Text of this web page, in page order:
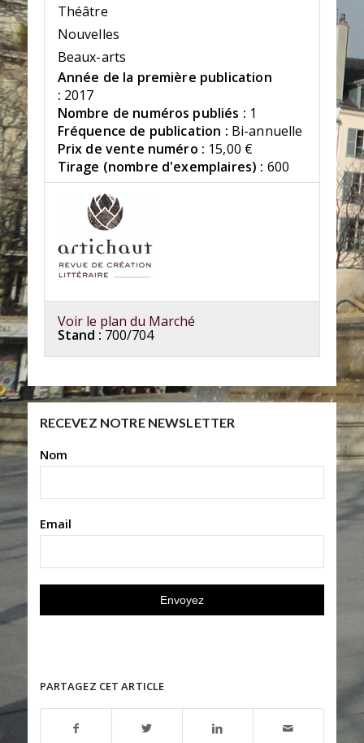
Théâtre
Nouvelles
Beaux-arts
Année de la première publication
: 2017
Nombre de numéros publiés : 1
Fréquence de publication : Bi-annuelle
Prix de vente numéro : 15,00 €
Tirage (nombre d'exemplaires) : 600
Voir le plan du Marché
Stand : 700/704
RECEVEZ NOTRE NEWSLETTER
Nom
Email
PARTAGEZ CET ARTICLE